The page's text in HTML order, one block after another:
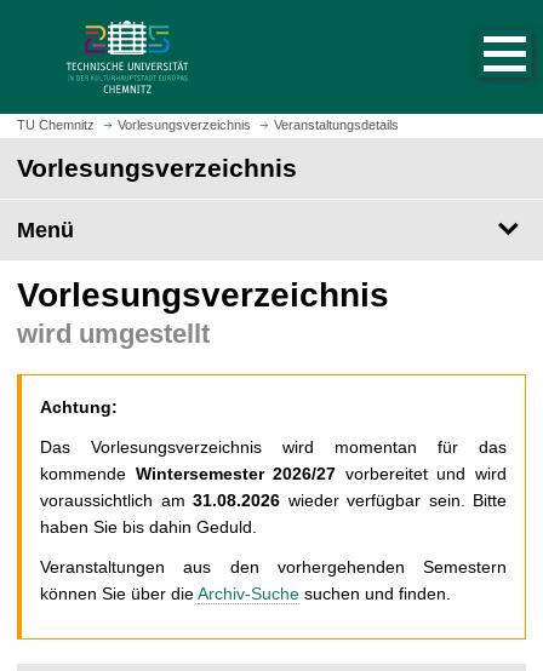
z
m
t
e
i
t
u
f
e
n
TU Chemnitz Vorlesungsverzeichnis Veranstaltungsdetails
Vorlesungsverzeichnis
Menü
Vorlesungsverzeichnis
wird umgestellt
Achtung:
Das Vorlesungsverzeichnis wird momentan für das
kommende Wintersemester 2026/27 vorbereitet und wird
voraussichtlich am 31.08.2026 wieder verfügbar sein. Bitte
haben Sie bis dahin Geduld.
Veranstaltungen aus den vorhergehenden Semestern
können Sie über dieArchiv-Suche suchen und finden.